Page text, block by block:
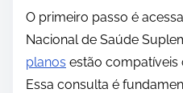
O primeiro passo é
Nacional de Saúde
planos estão compatíveis
Essa consulta é